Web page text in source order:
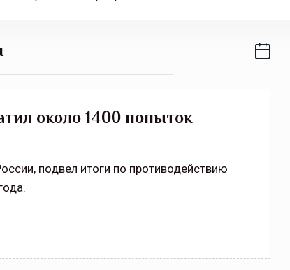
около 1400 попыток
подвел итоги по противодействию